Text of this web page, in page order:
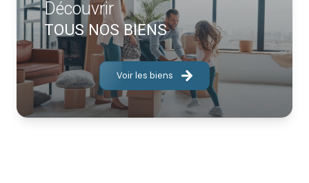
Découvrir
TOUS NOS BIENS
Voir les biens